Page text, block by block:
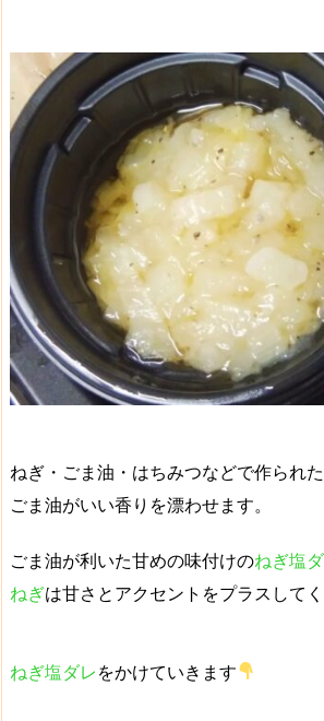
ねぎ・ごま油・はちみつなどで作られた
ごま油がいい香り を漂わせます。
ごま油が利いた甘めの味付けのねぎ塩
ねぎは甘さとアクセントをプラス して
ねぎ塩ダレをかけていきます